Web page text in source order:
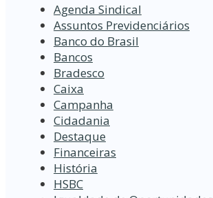
Agenda Sindical
Assuntos Previdenciários
Banco do Brasil
Bancos
Bradesco
Caixa
Campanha
Cidadania
Destaque
Financeiras
História
HSBC